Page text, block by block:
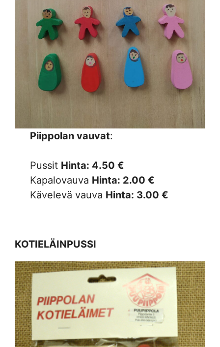
Piippolan vauvat:
Pussit Hinta: 4.50 €
Kapalovauva Hinta: 2.00 €
Kävelevä vauva Hinta: 3.00 €
KOTIELÄINPUSSI